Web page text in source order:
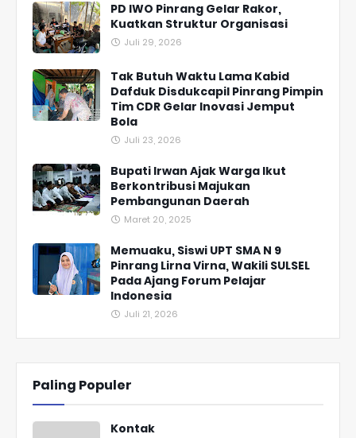
PD IWO Pinrang Gelar Rakor,
Kuatkan Struktur Organisasi
Juli 29, 2026
Tak Butuh Waktu Lama Kabid
Dafduk Disdukcapil Pinrang Pimpin
Tim CDR Gelar Inovasi Jemput
Bola
Juli 23, 2026
Bupati Irwan Ajak Warga Ikut
Berkontribusi Majukan
Pembangunan Daerah
Maret 20, 2025
Memuaku, Siswi UPT SMA N 9
Pinrang Lirna Virna, Wakili SULSEL
Pada Ajang Forum Pelajar
Indonesia
Juli 21, 2026
Paling Populer
Kontak